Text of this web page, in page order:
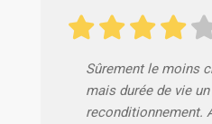
Sûrement le moins
mais durée de vie
reconditionnement.